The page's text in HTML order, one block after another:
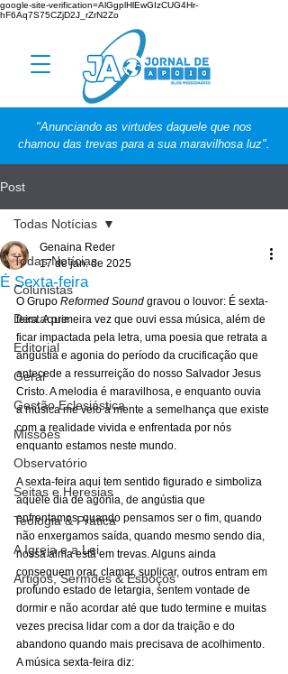
google-site-verification=AlGgplHlEwGIzCUG4Hr-
hF6Aq7S75CZjD2J_rZrN2Zo
"Anunciando as virtudes daquele que nos
chamou das trevas para a sua maravilhosa luz".
Post
Todas Notícias
Colunistas
Destaque
Editorial
Geral
Gestão Eclesiástica
Missões
Observatório
Seitas e Heresias
Teologia & Prática
A Igreja e a Lei
Artigos, Sermões & Esboços
Todas Notícias
É Sexta-feira
Genaina Reder
17 de jan. de 2025
O Grupo Reformed Sound gravou o louvor: É sexta-
feira. A primeira vez que ouvi essa música, além de
ficar impactada pela letra, uma poesia que retrata a
angústia e agonia do período da crucificação que
antecede a ressurreição do nosso Salvador Jesus
Cristo. A melodia é maravilhosa, e enquanto ouvia
a música me veio à mente a semelhança que existe
com a realidade vivida e enfrentada por nós
enquanto estamos neste mundo.
A sexta-feira aqui tem sentido figurado e simboliza
aquele dia de agonia, de angústia que
enfrentamos, quando pensamos ser o fim, quando
não enxergamos saída, quando mesmo sendo dia,
nossa alma está em trevas. Alguns ainda
conseguem orar, clamar, suplicar, outros entram em
profundo estado de letargia, sentem vontade de
dormir e não acordar até que tudo termine e muitas
vezes precisa lidar com a dor da traição e do
abandono quando mais precisava de acolhimento.
A música sexta-feira diz: